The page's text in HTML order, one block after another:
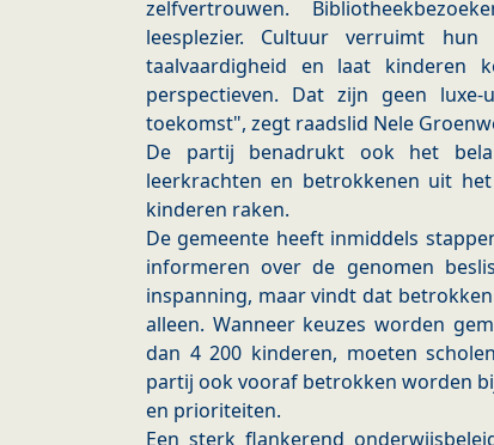
zelfvertrouwen.
leesplezier. Cultuur verruimt
taalvaardigheid en laat kinderen
perspectieven. Dat zijn geen
toekomst", zegt raadslid Nele
De partij benadrukt ook het
leerkrachten en betrokkenen uit
kinderen raken.
De gemeente heeft inmiddels
informeren over de genomen
inspanning, maar vindt dat
alleen. Wanneer keuzes worden
dan 4 200 kinderen, moeten
partij ook vooraf betrokken worden
en prioriteiten.
Een sterk flankerend